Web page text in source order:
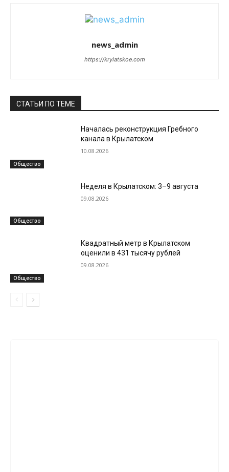
news_admin
https://krylatskoe.com
СТАТЬИ ПО ТЕМЕ
Общество
Началась реконструкция Гребного
канала в Крылатском
10.08.2026
Общество
Неделя в Крылатском: 3–9 августа
09.08.2026
Общество
Квадратный метр в Крылатском
оценили в 431 тысячу рублей
09.08.2026